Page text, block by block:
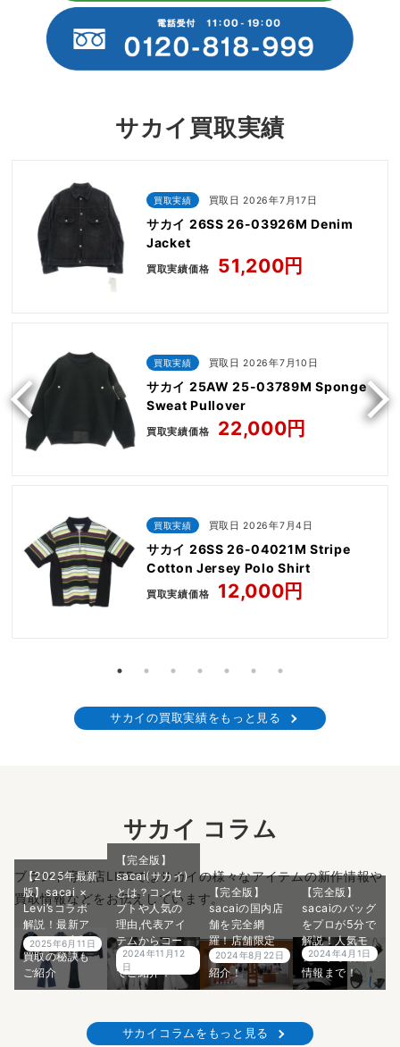
サカイ買取実績
買取実績 買取日 2026年7月17日
サカイ 26SS 26-03926M Denim
Jacket
買取実績価格 51,200円
買取実績 買取日 2026年7月10日
サカイ 25AW 25-03789M Sponge
Sweat Pullover
買取実績価格 22,000円
買取実績 買取日 2026年7月4日
サカイ 26SS 26-04021M Stripe
Cotton Jersey Polo Shirt
買取実績価格 12,000円
サカイの買取実績をもっと見る
サカイ コラム
ブランド専門店LIFEではサカイの様々なアイテムの新作情報や
買取情報などをお伝えしています。
【2025年最新
版】sacai ×
Levi’sコラボ
解説！最新ア
イテムの高額
買取の秘訣も
ご紹介
2025年6月11日
【完全版】
sacai(サカイ)
とは？コンセ
プトや人気の
理由,代表アイ
テムからコー
ディネートま
でご紹介！
2024年11月12
日
【完全版】
sacaiの国内店
舗を完全網
羅！店舗限定
アイテムもご
紹介！
2024年8月22日
【完全版】
sacaiのバッグ
をプロが5分で
解説！人気モ
デルから店舗
情報まで！
2024年4月1日
サカイコラムをもっと見る